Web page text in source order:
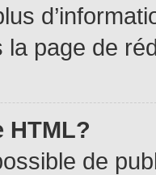
la page de
HTML?
de